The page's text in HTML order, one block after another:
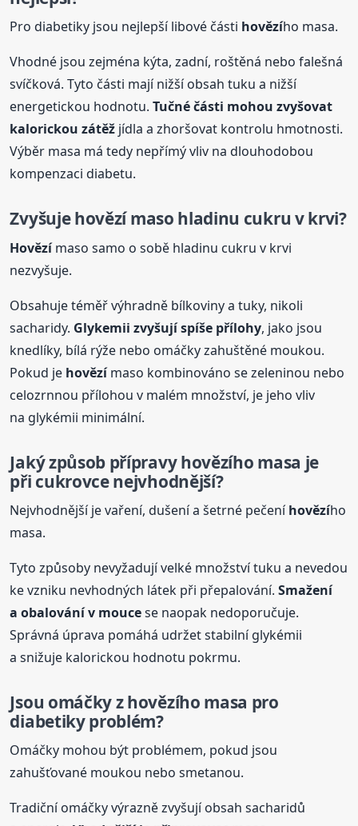
Pro diabetiky jsou nejlepší libové části hovězího masa.
Vhodné jsou zejména kýta, zadní, roštěná nebo falešná
svíčková. Tyto části mají nižší obsah tuku a nižší
energetickou hodnotu.Tučné části mohou zvyšovat
kalorickou zátěž jídla a zhoršovat kontrolu hmotnosti.
Výběr masa má tedy nepřímý vliv na dlouhodobou
kompenzaci diabetu.
Zvyšujehovězímaso hladinu cukru v krvi?
Hovězímaso samo o sobě hladinu cukru v krvi
nezvyšuje.
Obsahuje téměř výhradně bílkoviny a tuky, nikoli
sacharidy. Glykemii zvyšují spíše přílohy, jako jsou
knedlíky, bílá rýže nebo omáčky zahuštěné moukou.
Pokud je hovězímaso kombinováno se zeleninou nebo
celozrnnou přílohou v malém množství, je jeho vliv
na glykémii minimální.
Jaký způsob přípravyhovězího masa je
při cukrovce nejvhodnější?
Nejvhodnější je vaření, dušení a šetrné pečeníhovězího
masa.
Tyto způsoby nevyžadují velké množství tuku a nevedou
ke vzniku nevhodných látek při přepalování.Smažení
a obalování v moucese naopak nedoporučuje.
Správná úprava pomáhá udržet stabilní glykémii
a snižuje kalorickou hodnotu pokrmu.
Jsou omáčky zhovězího masa pro
diabetiky problém?
Omáčky mohou být problémem, pokud jsou
zahušťované moukou nebo smetanou.
Tradiční omáčky výrazně zvyšují obsah sacharidů